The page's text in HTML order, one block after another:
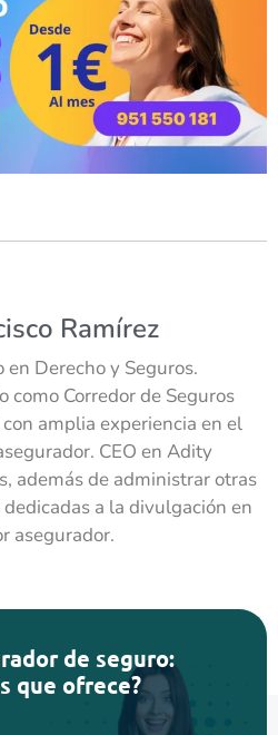
Ramírez
en Derecho y Seguros.
como Corredor de Seguros
amplia experiencia en el
CEO en Adity
además de administrar otras
a la divulgación en
asegurador.
de seguro:
que ofrece?